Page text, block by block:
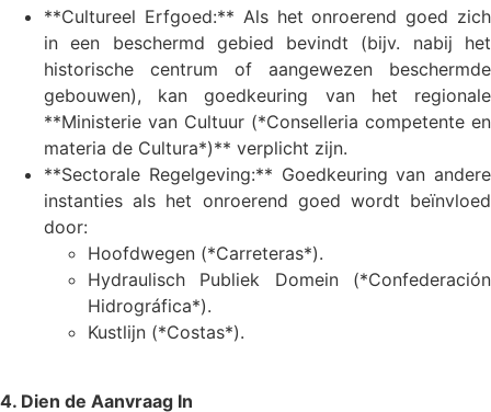
**Cultureel Erfgoed:** Als het onroerend goed zich
in een beschermd gebied bevindt (bijv. nabij het
historische centrum of aangewezen beschermde
gebouwen), kan goedkeuring van het regionale
**Ministerie van Cultuur (*Conselleria competente en
materia de Cultura*)** verplicht zijn.
**Sectorale Regelgeving:** Goedkeuring van andere
instanties als het onroerend goed wordt beïnvloed
door:
Hoofdwegen (*Carreteras*).
Hydraulisch Publiek Domein (*Confederación
Hidrográfica*).
Kustlijn (*Costas*).
4. Dien de Aanvraag In